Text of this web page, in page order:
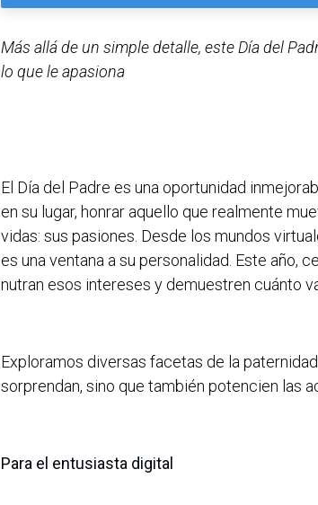
Más allá de un simple detalle, este Día del
lo que le apasiona
El Día del Padre es una oportunidad
en su lugar, honrar aquello que realmente
vidas: sus pasiones. Desde los mundos
es una ventana a su personalidad. Este año,
nutran esos intereses y demuestren cuánto
Exploramos diversas facetas de la
sorprendan, sino que también potencien las
Para el entusiasta digital